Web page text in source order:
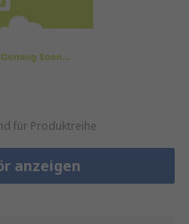
für Produktreihe
anzeigen